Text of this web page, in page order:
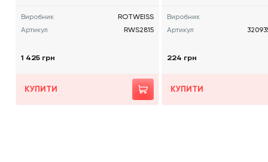
Виробник
ROTWEISS
Артикул
RWS2815
1 425 грн
КУПИТИ
Виробник
Артикул
224 грн
КУПИТИ